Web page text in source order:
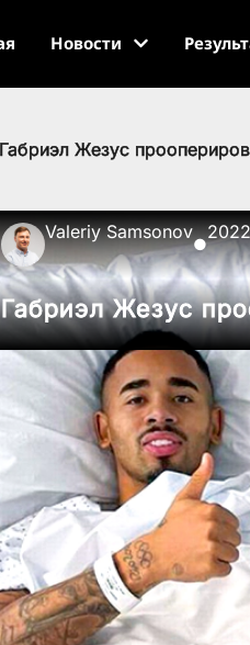
Новости
Габриэл Жезус
Valeriy Samsonov
●
Габриэл Жезус